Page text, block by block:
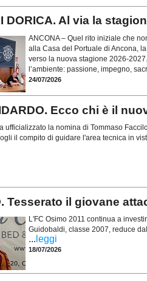
DORICA. Al via la
ANCONA – Quel rito iniziale che
alla Casa del Portuale di Ancona,
verso la nuova stagione 2026-
l’ambiente: passione, impegno,
24/07/2026
Ecco chi è il
ufficializzato la nomina di Tommaso
il compito di guidare l'area tecnica in
Tesserato il giovane
L'FC Osimo 2011 continua a
Guidobaldi, classe 2007, reduce
... leggi
18/07/2026